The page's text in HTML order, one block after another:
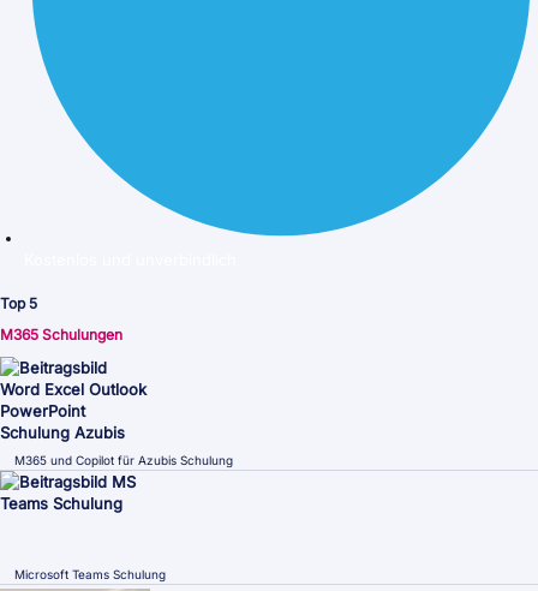
Top 5
M365 Schulungen
M365 und Copilot für Azubis Schulung
Microsoft Teams Schulung